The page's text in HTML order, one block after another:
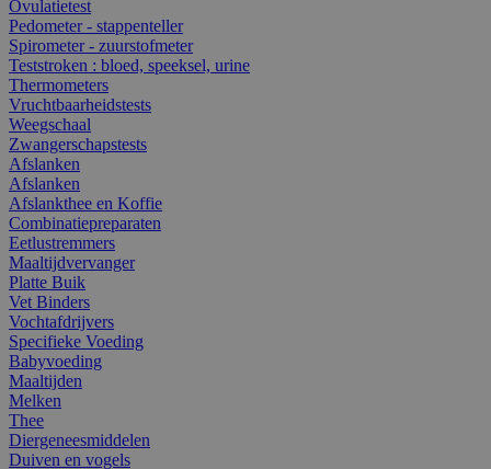
Ovulatietest
Pedometer - stappenteller
Spirometer - zuurstofmeter
Teststroken : bloed, speeksel, urine
Thermometers
Vruchtbaarheidstests
Weegschaal
Zwangerschapstests
Afslanken
Afslanken
Afslankthee en Koffie
Combinatiepreparaten
Eetlustremmers
Maaltijdvervanger
Platte Buik
Vet Binders
Vochtafdrijvers
Specifieke Voeding
Babyvoeding
Maaltijden
Melken
Thee
Diergeneesmiddelen
Duiven en vogels